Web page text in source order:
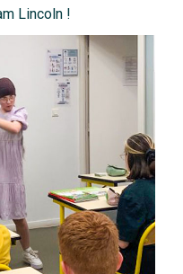
Lincoln !